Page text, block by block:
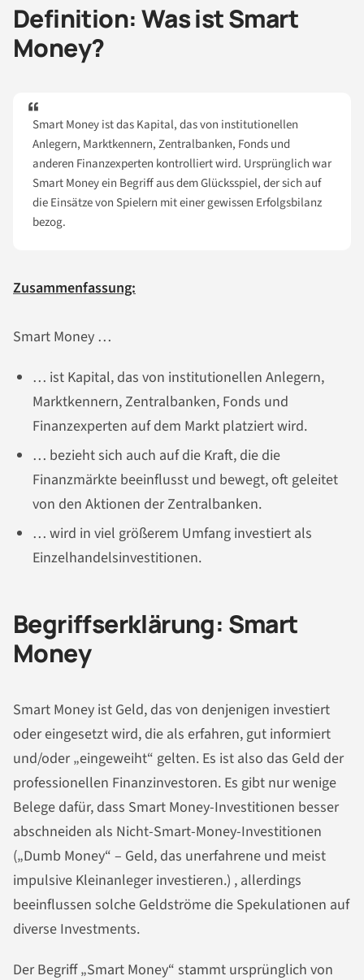
Definition: Was ist Smart
Money?
Smart Money ist das Kapital, das von institutionellen
Anlegern, Marktkennern, Zentralbanken, Fonds und
anderen Finanzexperten kontrolliert wird. Ursprünglich war
Smart Money ein Begriff aus dem Glücksspiel, der sich auf
die Einsätze von Spielern mit einer gewissen Erfolgsbilanz
bezog.
Zusammenfassung:
Smart Money …
… ist Kapital, das von institutionellen Anlegern,
Marktkennern, Zentralbanken, Fonds und
Finanzexperten auf dem Markt platziert wird.
… bezieht sich auch auf die Kraft, die die
Finanzmärkte beeinflusst und bewegt, oft geleitet
von den Aktionen der Zentralbanken.
… wird in viel größerem Umfang investiert als
Einzelhandelsinvestitionen.
Begriffserklärung: Smart
Money
Smart Money ist Geld, das von denjenigen investiert
oder eingesetzt wird, die als erfahren, gut informiert
und/oder „eingeweiht“ gelten. Es ist also das Geld der
professionellen Finanzinvestoren. Es gibt nur wenige
Belege dafür, dass Smart Money-Investitionen besser
abschneiden als Nicht-Smart-Money-Investitionen
(„Dumb Money“ – Geld, das unerfahrene und meist
impulsive Kleinanleger investieren.) , allerdings
beeinflussen solche Geldströme die Spekulationen auf
diverse Investments.
Der Begriff „Smart Money“ stammt ursprünglich von